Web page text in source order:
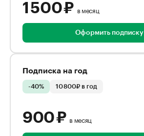
1 500 ₽ в месяц
Оформить подписку
Подписка на год
-40% 10 800₽ в год
900 ₽ в месяц